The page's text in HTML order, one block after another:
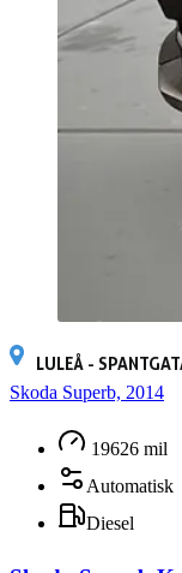
LULEÅ -
Skoda Superb, 2014
19626 mil
Automatisk
Diesel